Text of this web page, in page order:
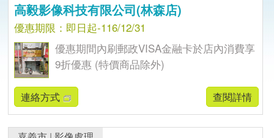
高毅影像科技有限公司(林森店)
優惠期限：即日起-116/12/31
優惠期間內刷郵政VISA金融卡於店內消費享
9折優惠 (特價商品除外)
連絡方式 查閱詳情